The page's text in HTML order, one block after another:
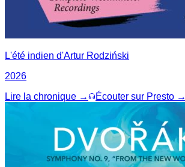
L'été indien d'Artur Rodziński
2026
Lire la chronique →
Écouter sur Presto →